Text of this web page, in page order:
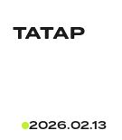
2026.02.13